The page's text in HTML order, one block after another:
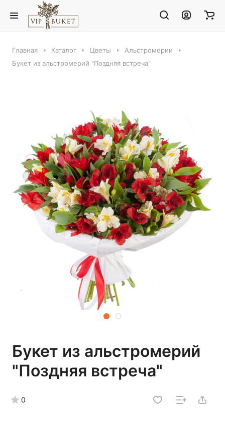
Главная Каталог Цветы
Альстромерии
Букет из альстромерий "Поздняя встреча"
Букет из альстромерий
"Поздняя встреча"
0